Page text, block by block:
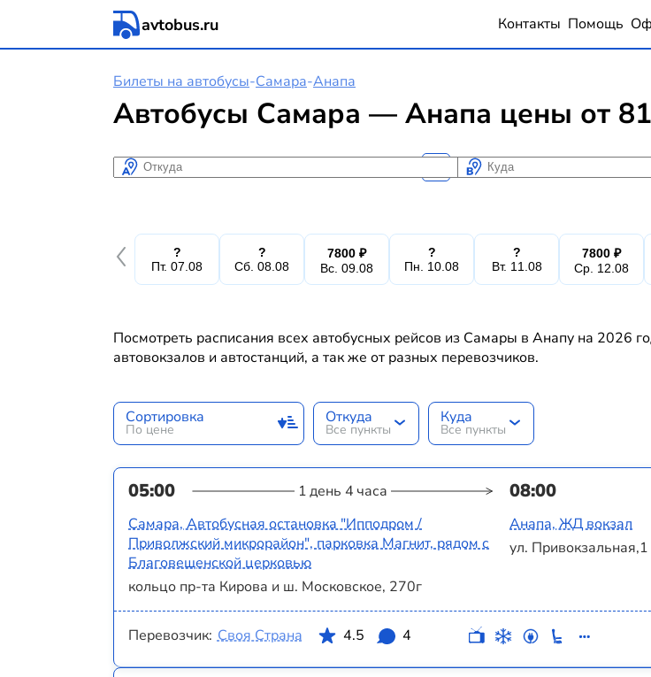
avtobus.ru Контакты Помощь
Билеты на автобусы-Самара-Анапа
Автобусы Самара — Анапа цены от
Откуда Куда
?
Пт. 07.08
?
Сб. 08.08
7800 ₽
Вс. 09.08
?
Пн. 10.08
?
Вт. 11.08
7800 ₽
Ср. 12.08
Посмотреть расписания всех автобусных рейсов из Самары в Анапу на 2026
автовокзалов и автостанций, а так же от разных перевозчиков.
Сортировка
По цене
Откуда
Все пункты
Куда
Все пункты
05:00 1 день 4 часа 08:00
Самара, Автобусная остановка "Ипподром /
Приволжский микрорайон", парковка Магнит, рядом с
Благовещенской церковью
кольцо пр-та Кирова и ш. Московское, 270г
Анапа, ЖД вокзал
ул. Привокзальная,1
Перевозчик: Своя Страна 4.5 4